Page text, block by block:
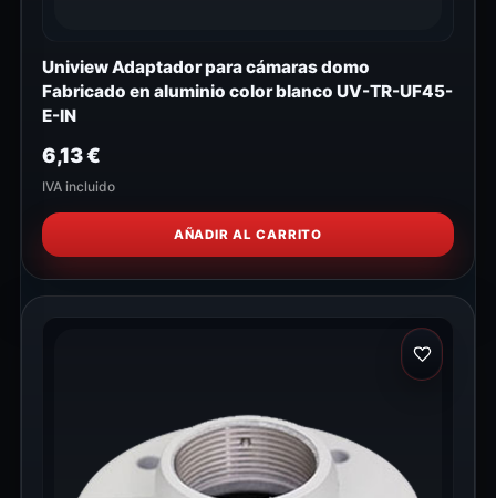
Uniview Adaptador para cámaras domo
Fabricado en aluminio color blanco UV-TR-UF45-
E-IN
6,13€
IVA incluido
AÑADIR AL CARRITO